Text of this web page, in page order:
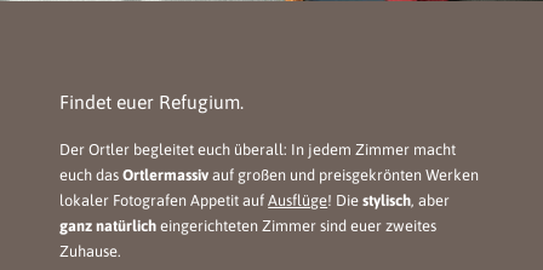
Findet euer Refugium.
Der Ortler begleitet euch überall: In jedem Zimmer macht
euch dasOrtlermassiv auf großen und preisgekrönten Werken
lokaler Fotografen Appetit aufAusflüge! Diestylisch, aber
ganz natürlich eingerichteten Zimmer sind euer zweites
Zuhause.